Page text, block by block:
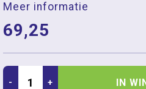
Meer informatie
69,25
- + IN